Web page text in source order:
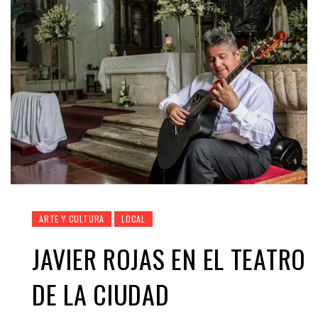
ARTE Y CULTURA LOCAL
JAVIER ROJAS EN EL TEATRO
DE LA CIUDAD